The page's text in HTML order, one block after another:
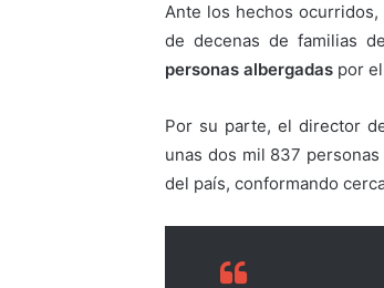
Ante los hechos
de decenas de familias
personas albergadas por
Por su parte, el director
unas dos mil 837
del país, conformando